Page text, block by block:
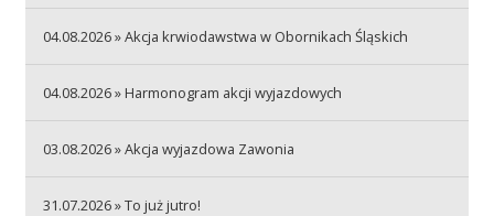
Akcje wyjazdowe
04.08.2026 » Akcja krwiodawstwa w Obornikach Śląskich
04.08.2026 » Harmonogram akcji wyjazdowych
03.08.2026 » Akcja wyjazdowa Zawonia
31.07.2026 » To już jutro!